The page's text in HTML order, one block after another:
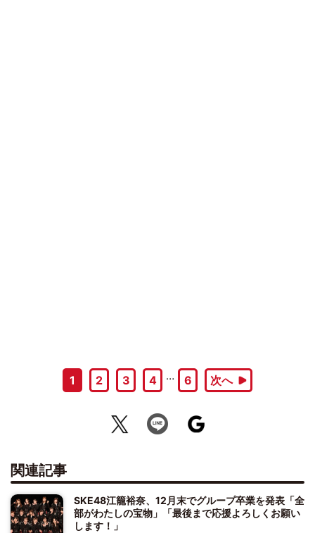
1 2 3 4 … 6 次へ
関連記事
SKE48江籠裕奈、12月末でグループ卒業を発表「全
部がわたしの宝物」「最後まで応援よろしくお願い
します！」